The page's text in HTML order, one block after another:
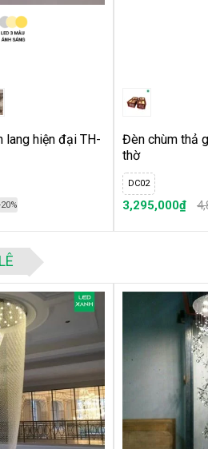
với phi D160, dài khoảng
vàng hoặc đen nổi bật.
lang hiện đại TH-
Đèn chùm thả
thờ
DC02
3,295,000₫